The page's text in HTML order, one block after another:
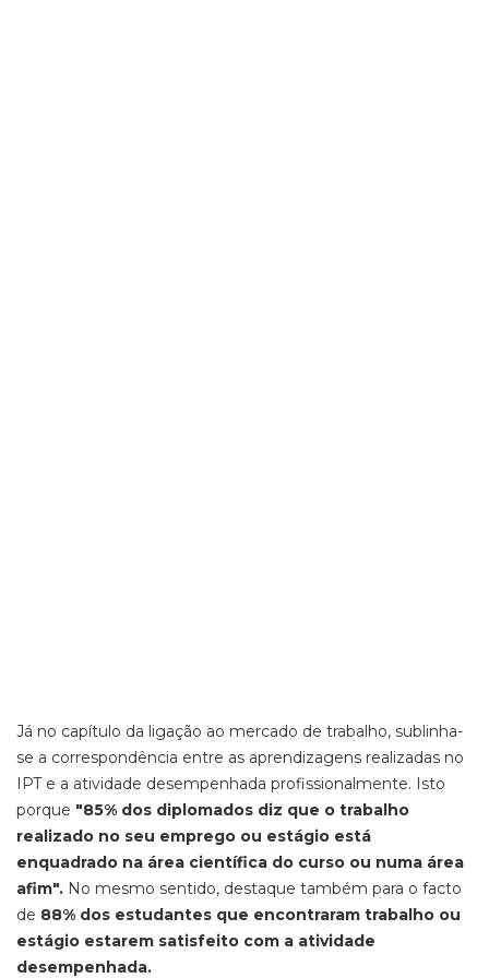
Já no capítulo da ligação ao mercado de trabalho, sublinha-
se a correspondência entre as aprendizagens realizadas no
IPT e a atividade desempenhada profissionalmente. Isto
porque "85% dos diplomados diz que o trabalho
realizado no seu emprego ou estágio está
enquadrado na área científica do curso ou numa área
afim". No mesmo sentido, destaque também para o facto
de 88% dos estudantes que encontraram trabalho ou
estágio estarem satisfeito com a atividade
desempenhada.